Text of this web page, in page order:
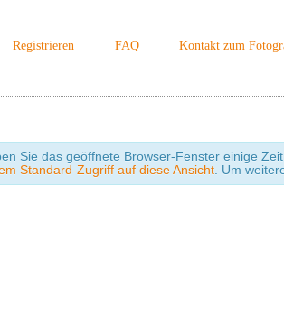
Registrieren FAQ Kontakt zum
Sie das geöffnete Browser-Fenster einige
Standard-Zugriff auf diese Ansicht. Um